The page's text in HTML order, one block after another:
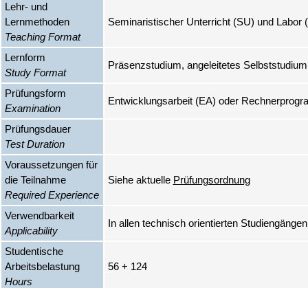
Lehr- und
Lernmethoden
Teaching Format
Seminaristischer Unterricht (SU) und Labor
Lernform
Study Format
Präsenzstudium, angeleitetes Selbststudium
Prüfungsform
Examination
Entwicklungsarbeit (EA) oder
Prüfungsdauer
Test Duration
Voraussetzungen für
die Teilnahme
Required Experience
Siehe aktuelle Prüfungsordnung
Verwendbarkeit
Applicability
In allen technisch orientierten Studiengängen
Studentische
Arbeitsbelastung
Hours
56 + 124